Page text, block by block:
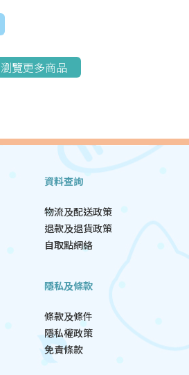
瀏覽更多商品
資料查詢
物流及配送政策
退款及退貨政策
自取點網絡
隱私及條款
條款及條件
隱私權政策
免責條款